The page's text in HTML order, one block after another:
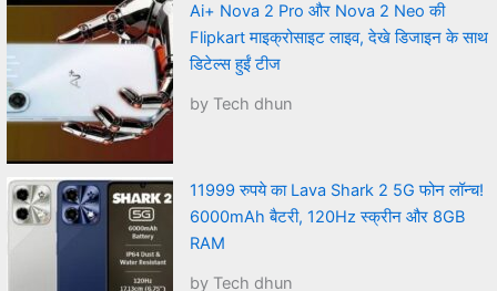
Ai+ Nova 2 Pro और Nova 2 Neo की
Flipkart माइक्रोसाइट लाइव, देखे डिजाइन के साथ
डिटेल्स हुईं टीज
by Tech dhun
11999 रुपये का Lava Shark 2 5G फोन लॉन्च!
6000mAh बैटरी, 120Hz स्क्रीन और 8GB
RAM
by Tech dhun